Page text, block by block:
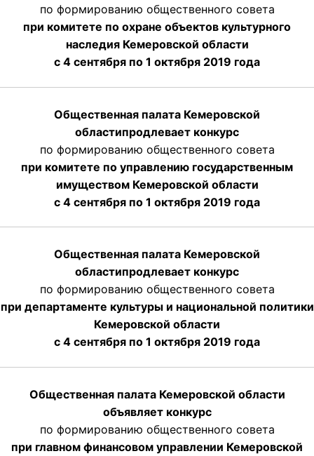
по формированию общественного совета
при комитете по охране объектов культурного
наследия Кемеровской области
с 4 сентября по 1 октября 2019 года
Общественная палата Кемеровской
областипродлевает конкурс
по формированию общественного совета
при комитете по управлению государственным
имуществом Кемеровской области
с 4 сентября по 1 октября 2019 года
Общественная палата Кемеровской
областипродлевает конкурс
по формированию общественного совета
при департаменте культуры и национальной политики
Кемеровской области
с 4 сентября по 1 октября 2019 года
Общественная палата Кемеровской области
объявляет конкурс
по формированию общественного совета
при главном финансовом управлении Кемеровской